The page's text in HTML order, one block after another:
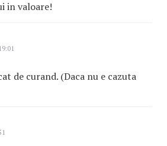
in valoare!
de curand. (Daca nu e cazuta